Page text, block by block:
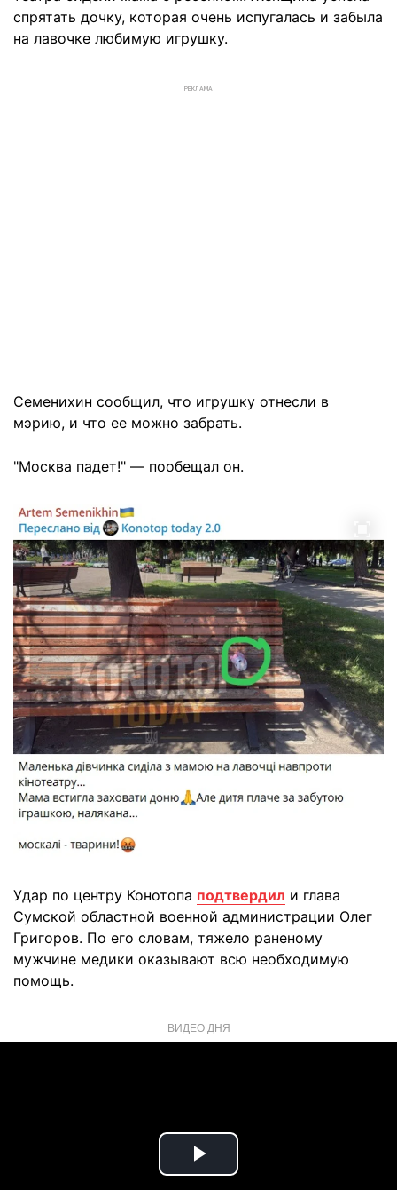
спрятать дочку, которая очень испугалась и забыла
на лавочке любимую игрушку.
РЕКЛАМА
Семенихин сообщил, что игрушку отнесли в
мэрию, и что ее можно забрать.
"Москва падет!" — пообещал он.
Удар по центру Конотопа подтвердил и глава
Сумской областной военной администрации Олег
Григоров. По его словам, тяжело раненому
мужчине медики оказывают всю необходимую
помощь.
ВИДЕО ДНЯ
Play